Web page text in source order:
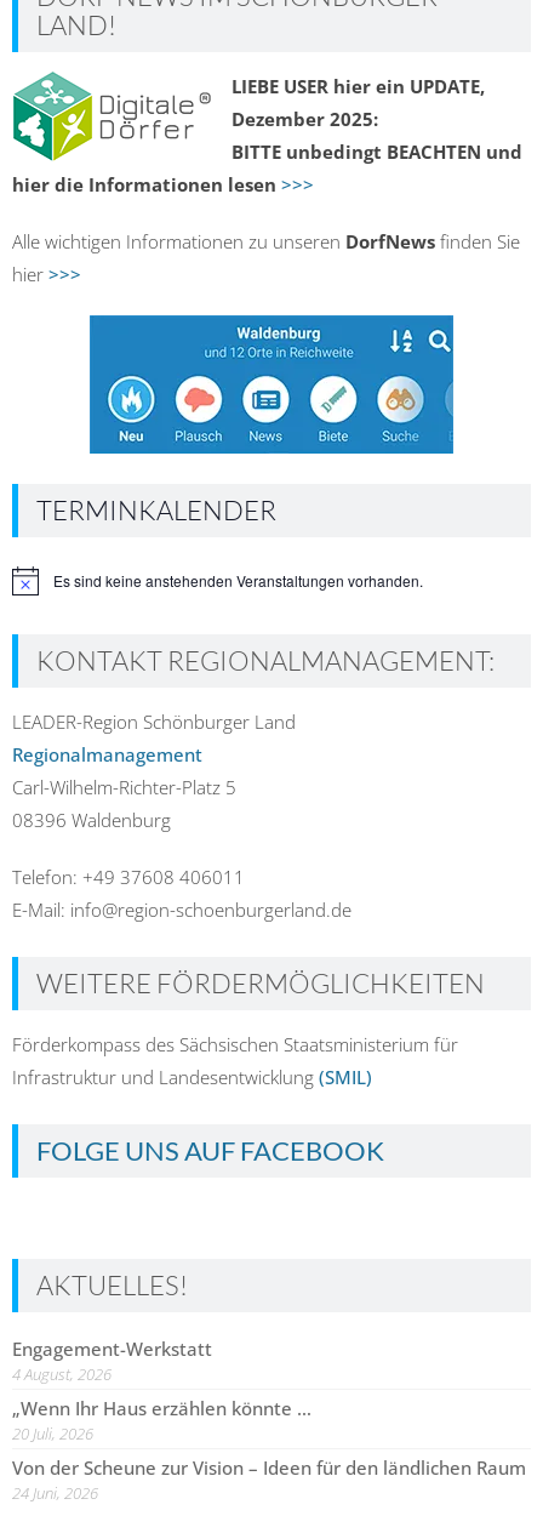
LAND!
LIEBE USER hier ein UPDATE,
Dezember 2025:
BITTE unbedingt BEACHTEN und
hier die Informationen lesen >>>
Alle wichtigen Informationen zu unseren DorfNews finden Sie
hier >>>
TERMINKALENDER
HinweisEs sind keine anstehenden Veranstaltungen vorhanden.
KONTAKT REGIONALMANAGEMENT:
LEADER-Region Schönburger Land
Regionalmanagement
Carl-Wilhelm-Richter-Platz 5
08396 Waldenburg
Telefon: +49 37608 406011
E-Mail: info@region-schoenburgerland.de
WEITERE FÖRDERMÖGLICHKEITEN
Förderkompass des Sächsischen Staatsministerium für
Infrastruktur und Landesentwicklung (SMIL)
FOLGE UNS AUF FACEBOOK
AKTUELLES!
Engagement-Werkstatt
4 August, 2026
„Wenn Ihr Haus erzählen könnte …
20 Juli, 2026
Von der Scheune zur Vision – Ideen für den ländlichen Raum
24 Juni, 2026